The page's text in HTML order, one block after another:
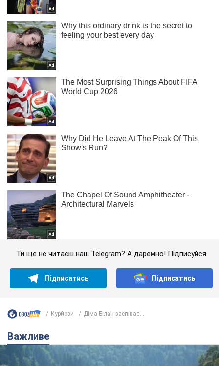
Ти ще не читаєш наш Telegram? А даремно! Підписуйся
Підписатись Підписатись
Курйози Діма Білан заспіває...
Важливе